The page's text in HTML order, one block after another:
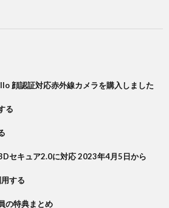
顔認証対応赤外線カメラを購入しました
る
セキュア2.0に対応 2023年4月5日から
する
の特典まとめ